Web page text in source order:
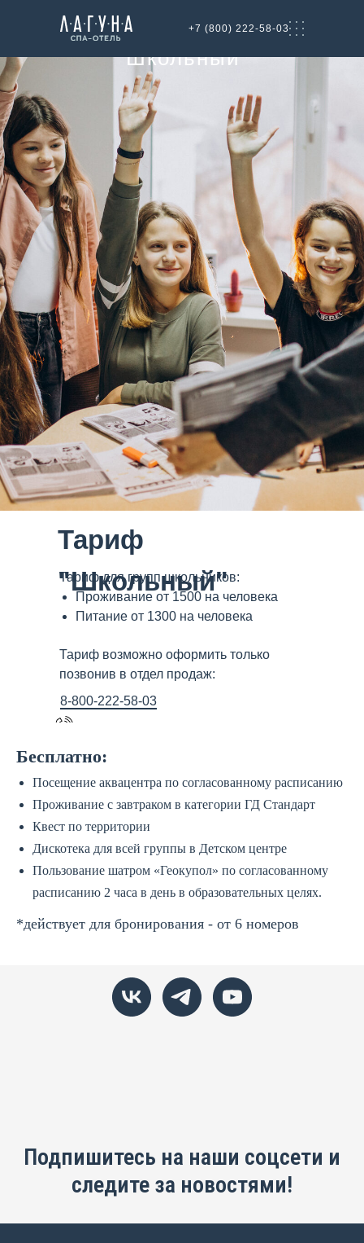
+7 (800) 222-58-03
Тариф
"Школьный"
Тариф для групп школьников:
Проживание от 1500 на человека
Питание от 1300 на человека
Тариф возможно оформить только
позвонив в отдел продаж:
8-800-222-58-03
Тариф
"Школьный"
Бесплатно:
Посещение аквацентра по согласованному расписанию
Проживание с завтраком в категории ГД Стандарт
Квест по территории
Дискотека для всей группы в Детском центре
Пользование шатром «Геокупол» по согласованному
расписанию 2 часа в день в образовательных целях.
*действует для бронирования - от 6 номеров
Подпишитесь на наши соцсети и
следите за новостями!